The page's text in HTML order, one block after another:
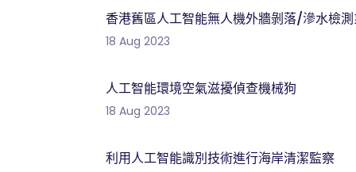
香港舊區人工智能無人機外牆剝落/滲水檢
18 Aug 2023
人工智能環境空氣滋擾偵查機械狗
18 Aug 2023
利用人工智能識別技術進行海岸清潔監察